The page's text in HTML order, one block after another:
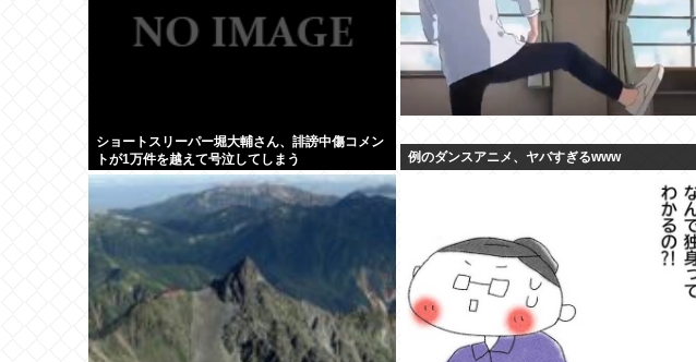
ショートスリーパー堀大輔さん、誹謗中傷コメン
トが1万件を越えて号泣してしまう
例のダンスアニメ、ヤバすぎるwww